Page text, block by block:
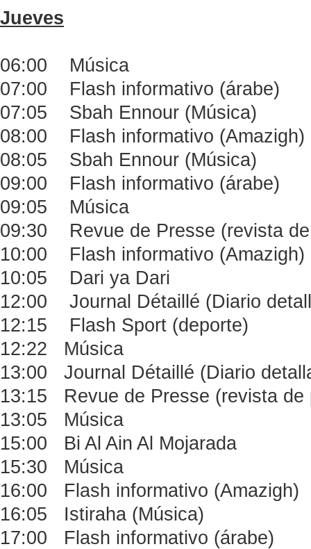
Jueves
06:00 Música
07:00 Flash informativo (árabe)
07:05 Sbah Ennour (Música)
08:00 Flash informativo (Amazigh)
08:05 Sbah Ennour (Música)
09:00 Flash informativo (árabe)
09:05 Música
09:30 Revue de Presse (revista
10:00 Flash informativo (Amazigh)
10:05 Dari ya Dari
12:00 Journal Détaillé (Diario
12:15 Flash Sport (deporte)
12:22 Música
13:00 Journal Détaillé (Diario
13:15 Revue de Presse (revista de
13:05 Música
15:00 Bi Al Ain Al Mojarada
15:30 Música
16:00 Flash informativo (Amazigh)
16:05 Istiraha (Música)
17:00 Flash informativo (árabe)